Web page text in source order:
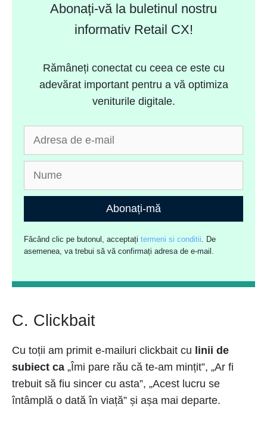
Abonați-vă la buletinul nostru
informativ Retail CX!
Rămâneți conectat cu ceea ce este cu
adevărat important pentru a vă optimiza
veniturile digitale.
Abonați-mă
Făcând clic pe butonul, acceptațitermeni si conditii . De
asemenea, va trebui să vă confirmați adresa de e-mail.
C. Clickbait
Cu toții am primit e-mailuri clickbait cu linii de
subiect ca „Îmi pare rău că te-am mințit”, „Ar fi
trebuit să fiu sincer cu asta”, „Acest lucru se
întâmplă o dată în viață” și așa mai departe.